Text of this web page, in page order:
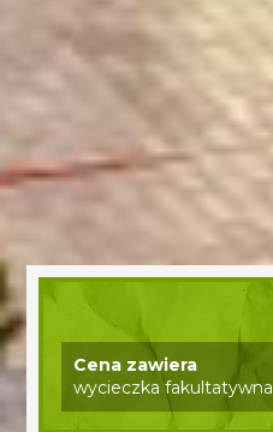
Cena zawiera
wycieczka fakultatywna